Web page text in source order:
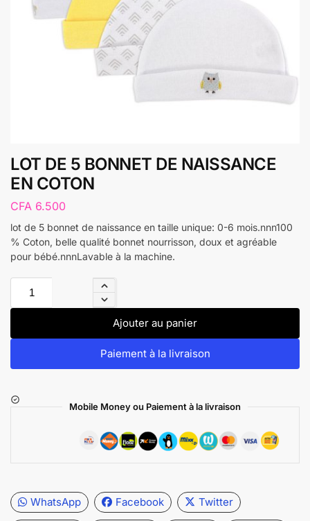
LOT DE 5 BONNET DE NAISSANCE
EN COTON
CFA 6.500
lot de 5 bonnet de naissance en taille unique: 0-6 mois.nnn100
% Coton, belle qualité bonnet nourrisson, doux et agréable
pour bébé.nnnLavable à la machine.
Ajouter au panier
Paiement à la livraison
Mobile Money ou Paiement à la livraison
WhatsApp Facebook Twitter